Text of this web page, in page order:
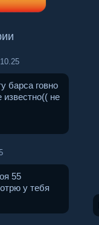
барса говно
известно(( не
55
у тебя